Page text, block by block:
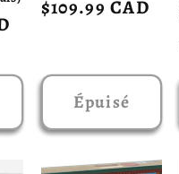
Prix
$109.99 CAD
Épuisé